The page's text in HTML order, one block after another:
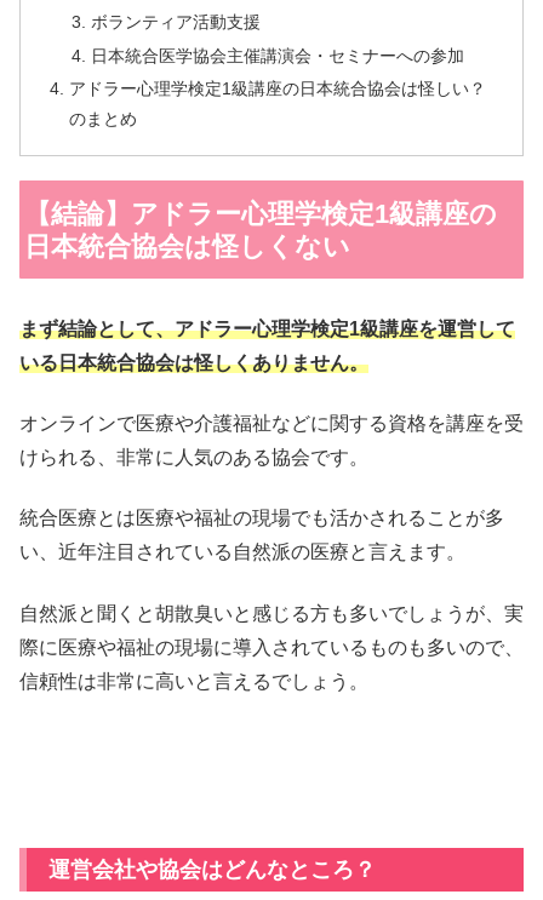
ボランティア活動支援
日本統合医学協会主催講演会・セミナーへの参加
アドラー心理学検定1級講座の日本統合協会は怪しい？
のまとめ
【結論】アドラー心理学検定1級講座の
日本統合協会は怪しくない
まず結論として、アドラー心理学検定1級講座を運営して
いる日本統合協会は怪しくありません。
オンラインで医療や介護福祉などに関する資格を講座を受
けられる、非常に人気のある協会です。
統合医療とは医療や福祉の現場でも活かされることが多
い、近年注目されている自然派の医療と言えます。
自然派と聞くと胡散臭いと感じる方も多いでしょうが、実
際に医療や福祉の現場に導入されているものも多いので、
信頼性は非常に高いと言えるでしょう。
運営会社や協会はどんなところ？